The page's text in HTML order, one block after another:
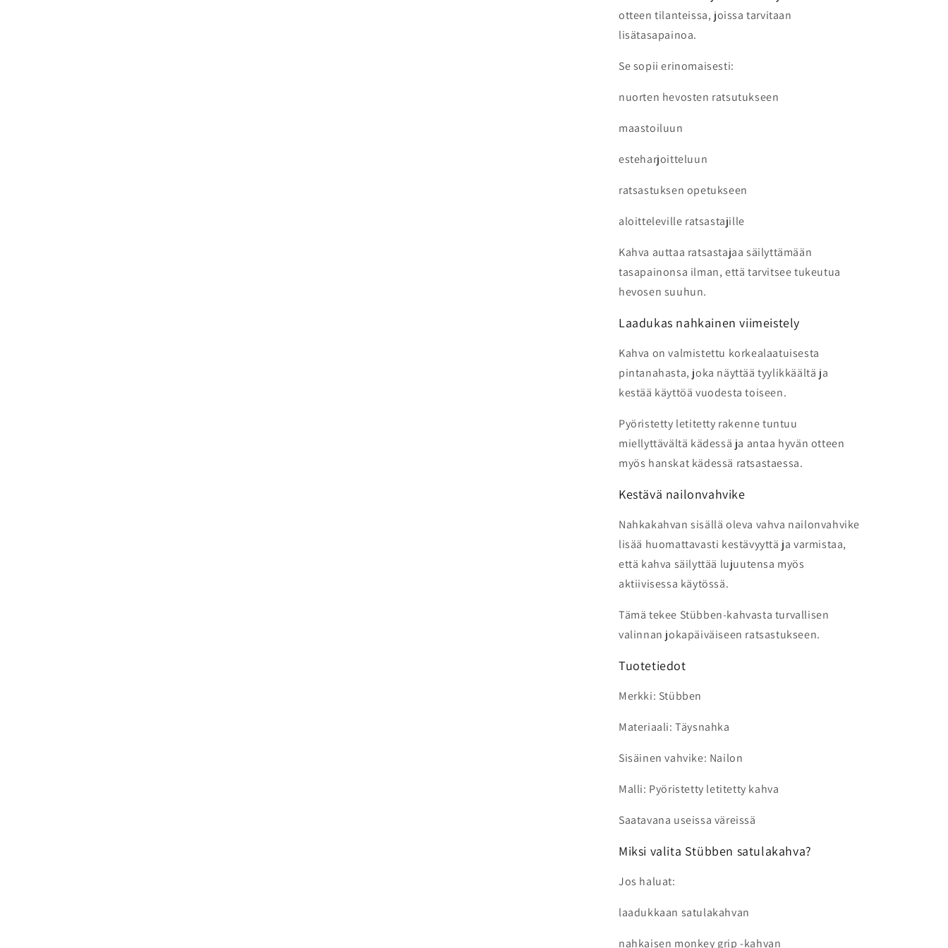
otteen tilanteissa, joissa tarvitaan
lisätasapainoa.
Se sopii erinomaisesti:
nuorten hevosten ratsutukseen
maastoiluun
esteharjoitteluun
ratsastuksen opetukseen
aloitteleville ratsastajille
Kahva auttaa ratsastajaa säilyttämään
tasapainonsa ilman, että tarvitsee tukeutua
hevosen suuhun.
Laadukas nahkainen viimeistely
Kahva on valmistettu korkealaatuisesta
pintanahasta, joka näyttää tyylikkäältä ja
kestää käyttöä vuodesta toiseen.
Pyöristetty letitetty rakenne tuntuu
miellyttävältä kädessä ja antaa hyvän otteen
myös hanskat kädessä ratsastaessa.
Kestävä nailonvahvike
Nahkakahvan sisällä oleva vahva nailonvahvike
lisää huomattavasti kestävyyttä ja varmistaa,
että kahva säilyttää lujuutensa myös
aktiivisessa käytössä.
Tämä tekee Stübben-kahvasta turvallisen
valinnan jokapäiväiseen ratsastukseen.
Tuotetiedot
Merkki: Stübben
Materiaali: Täysnahka
Sisäinen vahvike: Nailon
Malli: Pyöristetty letitetty kahva
Saatavana useissa väreissä
Miksi valita Stübben satulakahva?
Jos haluat:
laadukkaan satulakahvan
nahkaisen monkey grip -kahvan